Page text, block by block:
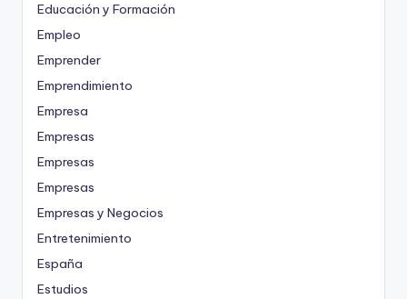
Educación y Formación
Empleo
Emprender
Emprendimiento
Empresa
Empresas
Empresas
Empresas
Empresas y Negocios
Entretenimiento
España
Estudios